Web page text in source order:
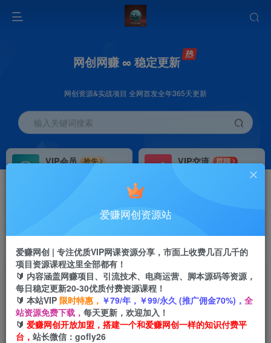
网创网赚 ∞ 稳定更新
网创资源&实战项目 全网首发全年365天更新
输入关键词搜索
VIP会员
抢先
VIP交流
群聊
研究探讨更多创业项目路子。
会员专属推广链接
首页 创业课程 VIP免费 正文
最新美团住宿分红项目，日赚300+
爱赚网创
2年前发布
关注 私信
664 147
爱赚网创资源站
爱赚网创 | 专注优质VIP网课资源分享，市面上收费几百几千的
项目资源课程这里全部都有！
🔰 内容涵盖网赚项目、引流技术、电商运营、脚本源码等资源，
每日稳定更新20-30优质付费资源课程！
🔰 本站VIP 限时特惠， ￥79/年，￥99/永久 (推广佣金70%)， 全
站资源免费下载， 每天更新，欢迎加入！
🔰 爱赚网创开放加盟，搭建一个和爱赚网创一样的知识付费平
台， 站长微信：gofly26